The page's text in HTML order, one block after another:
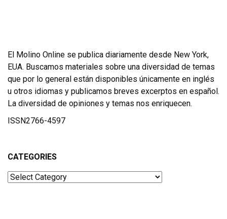
El Molino Online se publica diariamente desde New York,
EUA. Buscamos materiales sobre una diversidad de temas
que por lo general están disponibles únicamente en inglés
u otros idiomas y publicamos breves excerptos en español.
La diversidad de opiniones y temas nos enriquecen.
ISSN2766-4597
CATEGORIES
Categories